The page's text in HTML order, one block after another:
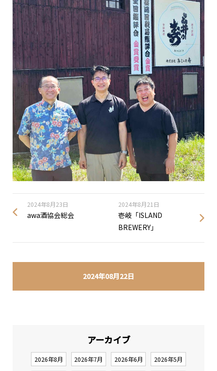
2024年08月22日
2024年8月23日
awa酒協会総会
2024年8月21日
壱岐「ISLAND
BREWERY」
アーカイブ
2026年8月 2026年7月 2026年6月 2026年5月